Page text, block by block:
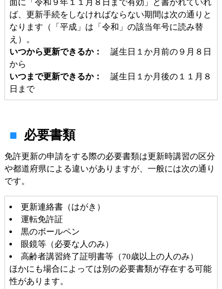
面に「令和９年１１月８日まで有効」と書かれていれ
ば、更新手続をしなければならない期間は次の通りと
なります（「平成」は「令和」の該当年号に読み替
え）。
いつから更新できるか：
誕生日１か月前の９月８日
から
いつまで更新できるか：
誕生日１か月後の１１月８
日まで
必要書類
免許更新の申請をする際の必要書類は更新時講習の区分
や都道府県による違いがありますが、一般には次の通り
です。
更新連絡書（はがき）
運転免許証
黒のボールペン
眼鏡等（必要な人のみ）
高齢者講習終了証明書等（70歳以上の人のみ）
ほかにも場合によっては別の必要書類が存在する可能
性があります。